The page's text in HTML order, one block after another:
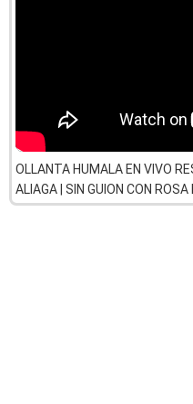
OLLANTA HUMALA EN VIVO
ALIAGA | SIN GUION CON